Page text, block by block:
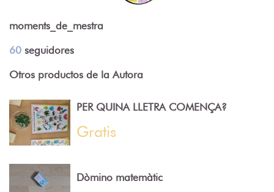
moments_de_mestra
60 seguidores
Otros productos de la Autora
PER QUINA LLETRA COMENÇA?
Gratis
Dòmino matemàtic